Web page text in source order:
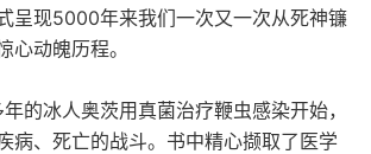
呈现5000年来我们一次又一次从死神镰
心动魄历程。
的冰人奥茨用真菌治疗鞭虫感染开始，
病、死亡的战斗。书中精心撷取了医学